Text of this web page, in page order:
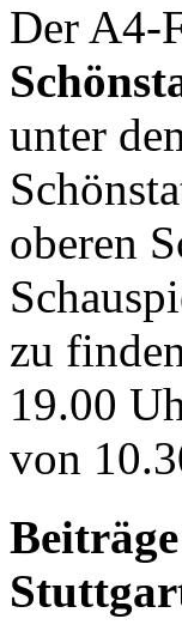
Der A4-
unter
oberen
zu
19.00
von